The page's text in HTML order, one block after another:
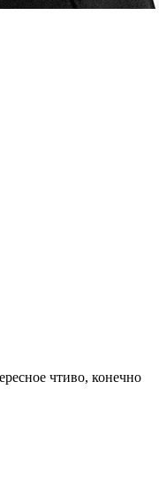
чтиво, конечно